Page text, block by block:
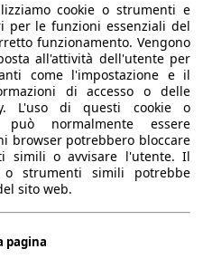
5
-
-
1300 kg
437 - 1837 l
(komb.)
cookie o strumenti e
per le funzioni essenziali del
funzionamento. Vengono
all'attività dell'utente per
come l'impostazione e il
di accesso o delle
L'uso di questi cookie o
normalmente essere
browser potrebbero bloccare
simili o avvisare l'utente. Il
strumenti simili potrebbe
sito web.
pagina